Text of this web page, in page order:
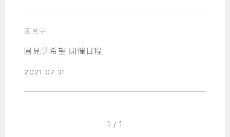
園見学
園見学希望 開催日程
2021 07 31
1 / 1